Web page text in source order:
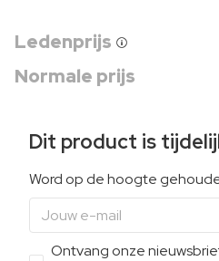
Ledenprijs
Normale prijs
Dit product is
Word op de hoogte
Ontvang onze